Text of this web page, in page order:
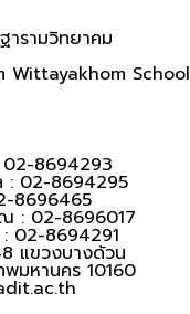
ารามวิทยาคม
Wittayakhom School
02-8694293
: 02-8694295
8696465
: 02-8696017
02-8694291
แขวงบางด้วน
มหานคร 10160